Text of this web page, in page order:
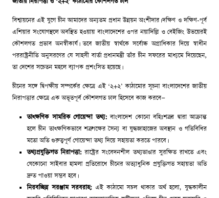
বিশ্বায়নের এই যুগে চীন আমাদের অন্যতম প্রধান উন্নয়ন অংশীদার। দক্ষিণ ও দক্ষিণ-পূর্ব
এশিয়ার সংযোগস্থলে অবস্থিত হওয়ায় বাংলাদেশের ওপর নয়াদিল্লি ও বেইজিং উভয়েরই
কৌশলগত প্রভাব অনস্বীকার্য। তবে জাতীয় স্বার্থকে সর্বোচ্চ অগ্রাধিকার দিয়ে স্বাধীন
পররাষ্ট্রনীতি অনুসরণের যে সাহসী বার্তা প্রধানমন্ত্রী তাঁর চীন সফরের মাধ্যমে দিয়েছেন,
তা দেশের সচেতন মহলে ব্যাপক প্রশংসিত হয়েছে।
চীনের সঙ্গে দ্বিপক্ষীয় সম্পর্কের ক্ষেত্রে এই ‘২+২’ কাঠামোর সূচনা বাংলাদেশের জাতীয়
নিরাপত্তার ক্ষেত্রে এক অভূতপূর্ব কৌশলগত ঢাল হিসেবে কাজ করবে—
তাৎক্ষণিক সামরিক গোয়েন্দা তথ্য:বাংলাদেশ কোনো বহিঃশত্রুর দ্বারা আক্রান্ত
হলে চীন তাৎক্ষণিকভাবে শত্রুপক্ষের সৈন্য বা যুদ্ধজাহাজের অবস্থান ও গতিবিধির
মতো অতি গুরুত্বপূর্ণ গোয়েন্দা তথ্য দিয়ে সহায়তা করতে পারবে।
তথ্যপ্রযুক্তিগত নিরাপত্তা: রাষ্ট্রের সংবেদনশীল তথ্যভাণ্ডার সুরক্ষিত রাখতে এবং
যেকোনো সাইবার হামলা প্রতিরোধে চীনের অত্যাধুনিক প্রযুক্তিগত সহায়তা অতি
দ্রুত পাওয়া সম্ভব হবে।
নিরবচ্ছিন্ন সরঞ্জাম সরবরাহ: এই কাঠামো সচল থাকার অর্থ হলো, যুদ্ধকালীন